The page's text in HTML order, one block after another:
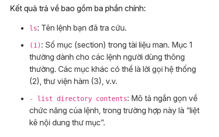
Kết quả trả về bao gồm ba phần chính:
ls: Tên lệnh bạn đã tra cứu.
(1): Số mục (section) trong tài liệu man. Mục 1
thường dành cho các lệnh người dùng thông
thường. Các mục khác có thể là lời gọi hệ thống
(2), thư viện hàm (3), v.v.
- list directory contents: Mô tả ngắn gọn về
chức năng của lệnh, trong trường hợp này là “liệt
kê nội dung thư mục”.